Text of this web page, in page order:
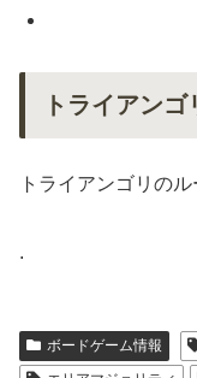
トライアン
トライアンゴリの
.
ボードゲーム情報